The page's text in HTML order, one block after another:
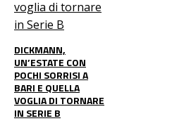
DICKMANN,
UN’ESTATE CON
POCHI SORRISI A
BARI E QUELLA
VOGLIA DI TORNARE
IN SERIE B